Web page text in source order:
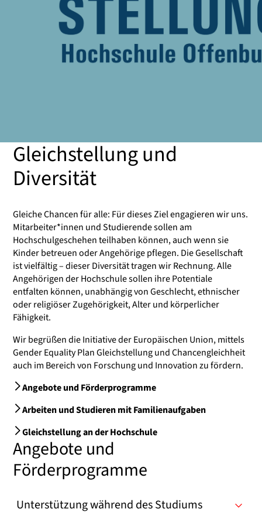
Gleichstellung und
Diversität
Gleiche Chancen für alle: Für dieses Ziel engagieren wir uns.
Mitarbeiter*innen und Studierende sollen am
Hochschulgeschehen teilhaben können, auch wenn sie
Kinder betreuen oder Angehörige pflegen. Die Gesellschaft
ist vielfältig – dieser Diversität tragen wir Rechnung. Alle
Angehörigen der Hochschule sollen ihre Potentiale
entfalten können, unabhängig von Geschlecht, ethnischer
oder religiöser Zugehörigkeit, Alter und körperlicher
Fähigkeit.
Wir begrüßen die Initiative der Europäischen Union, mittels
Gender Equality PlanGleichstellung und Chancengleichheit
auch im Bereich von Forschung und Innovation zu fördern.
Angebote und Förderprogramme
Arbeiten und Studieren mit Familienaufgaben
Gleichstellung an der Hochschule
Angebote und
Förderprogramme
Unterstützung während des Studiums